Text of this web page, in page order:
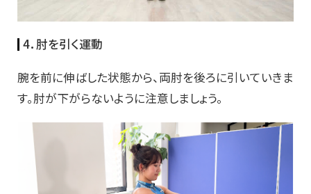
4．肘を引く運動
腕を前に伸ばした状態から、両肘を後ろに引いていきま
す。肘が下がらないように注意しましょう。